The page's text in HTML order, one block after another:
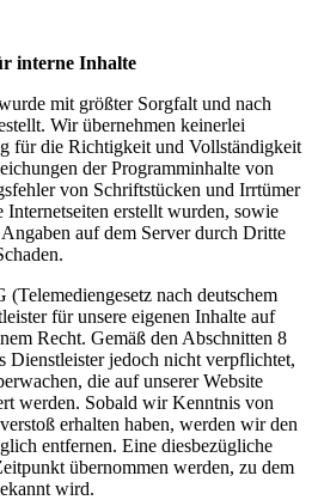
interne Inhalte
mit größter Sorgfalt und nach
Wir übernehmen keinerlei
für die Richtigkeit und Vollständigkeit
der Programminhalte von
von Schriftstücken und Irrtümer
erstellt wurden, sowie
auf dem Server durch Dritte
nach deutschem
für unsere eigenen Inhalte auf
Recht. Gemäß den Abschnitten 8
Dienstleister jedoch nicht verpflichtet,
die auf unserer Website
werden. Sobald wir Kenntnis von
erhalten haben, werden wir den
entfernen. Eine diesbezügliche
übernommen werden, zu dem
wird.